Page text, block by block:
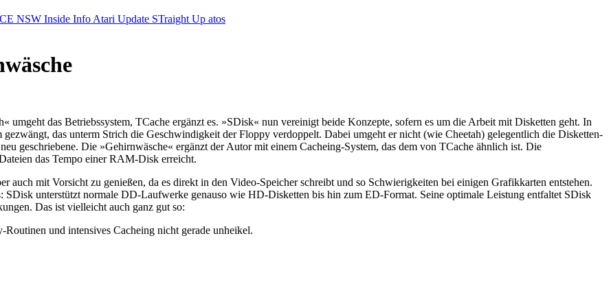
NSW Inside Info Atari Update STraight Up atos
umgeht das Betriebssystem, TCache ergänzt es. »SDisk« nun vereinigt beide Konzepte, sofern es um die Arbeit mit Disketten geht. In
das unterm Strich die Geschwindigkeit der Floppy verdoppelt. Dabei umgeht er nicht (wie Cheetah) gelegentlich die Disketten-
geschriebene. Die »Gehirnwäsche« ergänzt der Autor mit einem Cacheing-System, das dem von TCache ähnlich ist. Die
das Tempo einer RAM-Disk erreicht.
auch mit Vorsicht zu genießen, da es direkt in den Video-Speicher schreibt und so Schwierigkeiten bei einigen Grafikkarten entstehen.
SDisk unterstützt normale DD-Laufwerke genauso wie HD-Disketten bis hin zum ED-Format. Seine optimale Leistung entfaltet SDisk
Das ist vielleicht auch ganz gut so:
und intensives Cacheing nicht gerade unheikel.